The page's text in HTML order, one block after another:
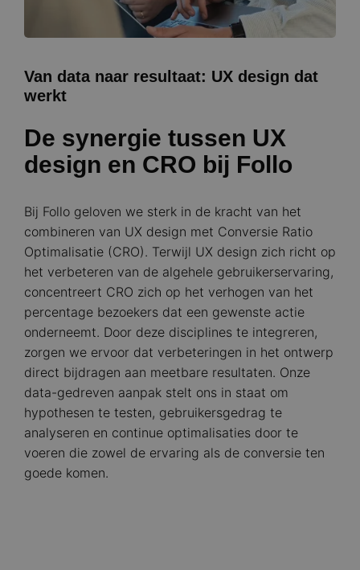
Van data naar resultaat: UX design dat
werkt
De synergie tussen UX
design en CRO bij Follo
Bij Follo geloven we sterk in de kracht van het
combineren van UX design met Conversie Ratio
Optimalisatie (CRO). Terwijl UX design zich richt op
het verbeteren van de algehele gebruikerservaring,
concentreert CRO zich op het verhogen van het
percentage bezoekers dat een gewenste actie
onderneemt. Door deze disciplines te integreren,
zorgen we ervoor dat verbeteringen in het ontwerp
direct bijdragen aan meetbare resultaten. Onze
data-gedreven aanpak stelt ons in staat om
hypothesen te testen, gebruikersgedrag te
analyseren en continue optimalisaties door te
voeren die zowel de ervaring als de conversie ten
goede komen.